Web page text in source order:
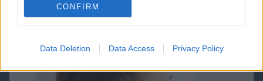
CONFIRM
Data Deletion Data Access Privacy Policy